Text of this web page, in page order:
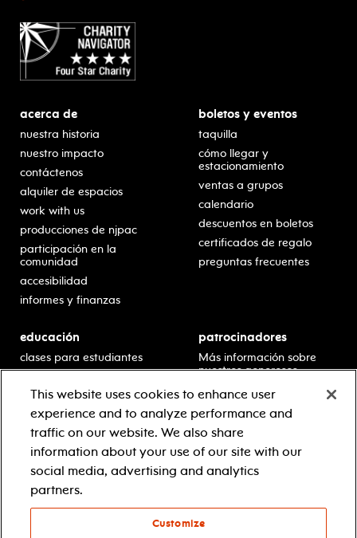
acerca de
nuestra historia
nuestro impacto
contáctenos
alquiler de espacios
work with us
producciones de njpac
participación en la
comunidad
accesibilidad
informes y finanzas
boletos y eventos
taquilla
cómo llegar y
estacionamiento
ventas a grupos
calendario
descuentos en boletos
certificados de regalo
preguntas frecuentes
educación
clases para estudiantes
escolar
residencias en escuelas
desarrollo profesional
recursos para docentes
comuníquese con el
equipo educativo
patrocinadores
Más información sobre
nuestros generosos
This website uses cookies to enhance user
experience and to analyze performance and
traffic on our website. We also share
information about your use of our site with our
social media, advertising and analytics
partners.
Customize